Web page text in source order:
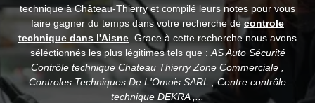
technique à Château-Thierry et compilé leurs notes pour vous
faire gagner du temps dans votre recherche de controle
technique dans l'Aisne . Grace à cette recherche nous avons
séléctionnés les plus légitimes tels que : AS Auto Sécurité
Contrôle technique Chateau Thierry Zone Commerciale ,
Controles Techniques De L'Omois SARL , Centre contrôle
technique DEKRA ,...